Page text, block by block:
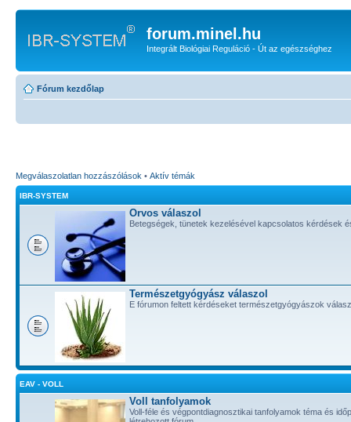
forum.minel.hu
Integrált Biológiai Reguláció - Út az egészséghez
Fórum kezdőlap
Megválaszolatlan hozzászólások • Aktív témák
IBR-SYSTEM
Orvos válaszol
Betegségek, tünetek kezelésével kapcsolatos kérdések
Természetgyógyász válaszol
E fórumon feltett kérdéseket természetgyógyászok
EAV - VOLL
Voll tanfolyamok
Voll-féle és végpontdiagnosztikai tanfolyamok téma és